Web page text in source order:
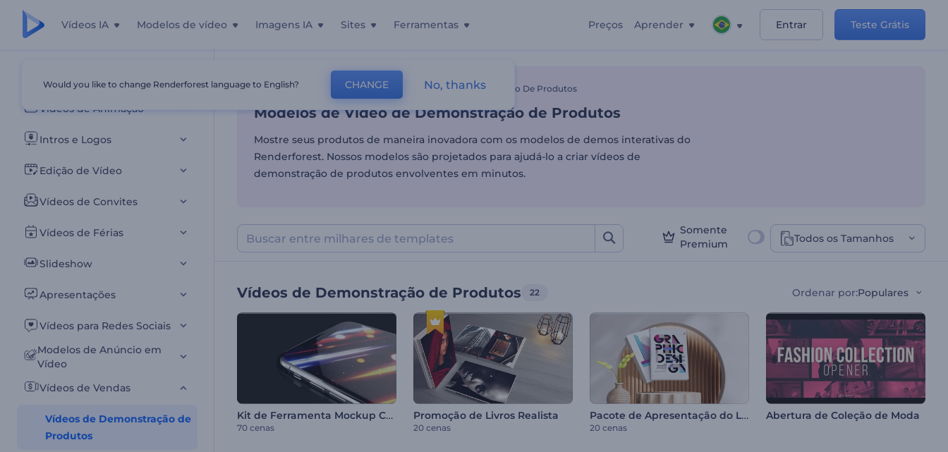
Vídeos IA Modelos de vídeo Imagens IA Sites Ferramentas Preços Aprender Entrar Teste Grátis
Todos os templates
Vídeos de Animação
Intros e Logos
Edição de Vídeo
Vídeos de Convites
Vídeos de Férias
Slideshow
Apresentações
Vídeos para Redes Sociais
Modelos de Anúncio em
Vídeo
Vídeos de Vendas
Vídeos de Demonstração de
Produtos
Modelos de Vídeo de Demonstração de Produtos
Início Templates Vídeos De Vendas Vídeos De Demonstração De Produtos
Modelos de Vídeo de Demonstração de Produtos
Mostre seus produtos de maneira inovadora com os modelos de demos interativas do
Renderforest. Nossos modelos são projetados para ajudá-lo a criar vídeos de
demonstração de produtos envolventes em minutos.
Somente
Premium
Todos os Tamanhos
Vídeos de Demonstração de Produtos 22 Ordenar por:Populares
Kit de Ferramenta Mockup Celular Moderno
70 cenas
Promoção de Livros Realista
20 cenas
Pacote de Apresentação do Livro
20 cenas
Abertura de Coleção de Moda
Would you like to change Renderforest language to English? CHANGE No, thanks